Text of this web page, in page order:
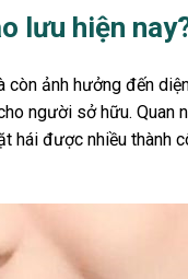
lưu hiện
ảnh hưởng đến
người sở hữu. Quan
hái được nhiều thành